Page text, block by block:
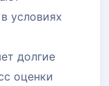
условиях
долгие
оценки